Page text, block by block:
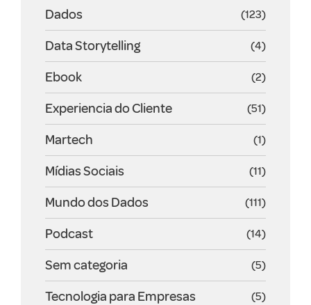
Dados (123)
Data Storytelling (4)
Ebook (2)
Experiencia do Cliente (51)
Martech (1)
Mídias Sociais (11)
Mundo dos Dados (111)
Podcast (14)
Sem categoria (5)
Tecnologia para Empresas (5)